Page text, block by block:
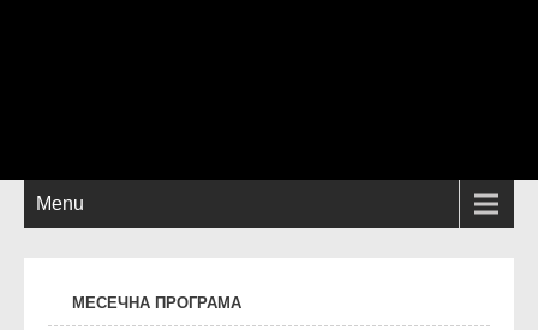
Menu
МЕСЕЧНА ПРОГРАМА